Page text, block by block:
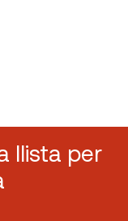
llista per